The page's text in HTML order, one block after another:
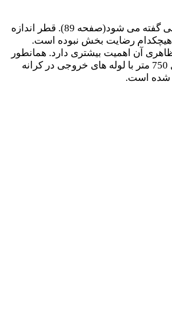
مجرا های طبیعی زیر سطح خاک در مسیرهای خطی توخالی که از جاری شدن آب یا شستشوی خاک بوجود می آیند فرساش تونلی گفته می شود(صفحه 89). قطر اندازه
کمی لوله ها انجام شده که هیچکدام رضایت بخش نبوده است.
آن اهمیت بیشتری دارد. همانطور
که کانال ها گسترش می یابند، به تدریج شبکه های زیر سطحی متصل به آب های سطحی ایجاد می شوند. شبکه های افقی به طول 750 متر با لوله های خروجی در کرانه
شده است.